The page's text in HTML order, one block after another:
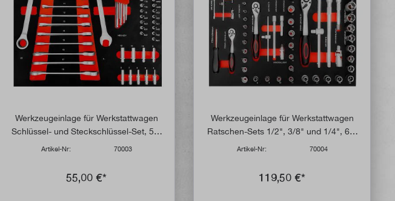
Werkzeugeinlage für Werkstattwagen
Schlüssel- und Steckschlüssel-Set, 54-
Artikel-Nr: 70003
55,00 €*
Werkzeugeinlage für Werkstattwagen
Ratschen-Sets 1/2", 3/8" und 1/4", 61-
Artikel-Nr: 70004
119,50 €*